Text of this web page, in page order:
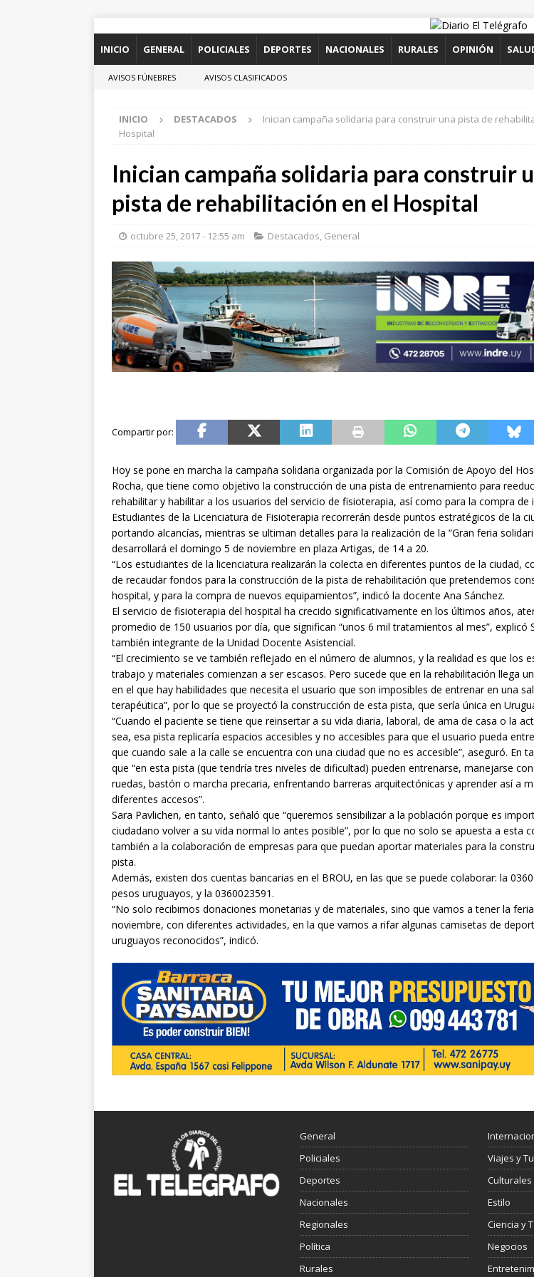
INICIO GENERAL POLICIALES DEPORTES NACIONALES RURALES OPINIÓN
AVISOS FÚNEBRES AVISOS CLASIFICADOS
INICIO DESTACADOS
Inician campaña solidaria para construir una pista de
Hospital
Inician campaña solidaria para construir
pista de rehabilitación en el Hospital
octubre 25, 2017 - 12:55 am Destacados, General
Hoy se pone en marcha la campaña solidaria organizada por la Comisión de Apoyo del
Rocha, que tiene como objetivo la construcción de una pista de entrenamiento para
rehabilitar y habilitar a los usuarios del servicio de fisioterapia, así como para la compra de
Estudiantes de la Licenciatura de Fisioterapia recorrerán desde puntos estratégicos de la
portando alcancías, mientras se ultiman detalles para la realización de la “Gran feria
desarrollará el domingo 5 de noviembre en plaza Artigas, de 14 a 20.
“Los estudiantes de la licenciatura realizarán la colecta en diferentes puntos de la ciudad,
de recaudar fondos para la construcción de la pista de rehabilitación que pretendemos
hospital, y para la compra de nuevos equipamientos”, indicó la docente Ana Sánchez.
El servicio de fisioterapia del hospital ha crecido significativamente en los últimos años,
promedio de 150 usuarios por día, que significan “unos 6 mil tratamientos al mes”, explicó
también integrante de la Unidad Docente Asistencial.
“El crecimiento se ve también reflejado en el número de alumnos, y la realidad es que los
trabajo y materiales comienzan a ser escasos. Pero sucede que en la rehabilitación llega
en el que hay habilidades que necesita el usuario que son imposibles de entrenar en una
terapéutica”, por lo que se proyectó la construcción de esta pista, que sería única en
“Cuando el paciente se tiene que reinsertar a su vida diaria, laboral, de ama de casa o la
sea, esa pista replicaría espacios accesibles y no accesibles para que el usuario pueda
que cuando sale a la calle se encuentra con una ciudad que no es accesible”, aseguró. En
que “en esta pista (que tendría tres niveles de dificultad) pueden entrenarse, manejarse
ruedas, bastón o marcha precaria, enfrentando barreras arquitectónicas y aprender así a
diferentes accesos”.
Sara Pavlichen, en tanto, señaló que “queremos sensibilizar a la población porque es
ciudadano volver a su vida normal lo antes posible”, por lo que no solo se apuesta a esta
también a la colaboración de empresas para que puedan aportar materiales para la
pista.
Además, existen dos cuentas bancarias en el BROU, en las que se puede colaborar: la
pesos uruguayos, y la 0360023591.
“No solo recibimos donaciones monetarias y de materiales, sino que vamos a tener la
noviembre, con diferentes actividades, en la que vamos a rifar algunas camisetas de
uruguayos reconocidos”, indicó.
General
Policiales
Deportes
Nacionales
Regionales
Política
Rurales
Viajes y
Culturales
Estilo
Ciencia y
Negocios